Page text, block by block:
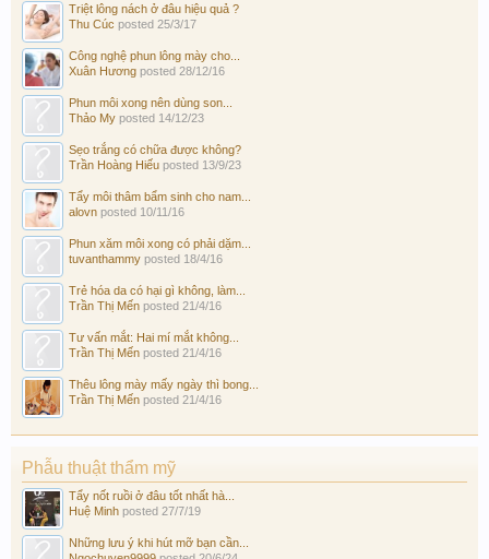
Triệt lông nách ở đâu hiệu quả ?
Thu Cúc posted 25/3/17
Công nghệ phun lông mày cho...
Xuân Hương posted 28/12/16
Phun môi xong nên dùng son...
Thảo My posted 14/12/23
Sẹo trắng có chữa được không?
Trần Hoàng Hiếu posted 13/9/23
Tẩy môi thâm bẩm sinh cho nam...
alovn posted 10/11/16
Phun xăm môi xong có phải dặm...
tuvanthammy posted 18/4/16
Trẻ hóa da có hại gì không, làm...
Trần Thị Mến posted 21/4/16
Tư vấn mắt: Hai mí mắt không...
Trần Thị Mến posted 21/4/16
Thêu lông mày mấy ngày thì bong...
Trần Thị Mến posted 21/4/16
Phẫu thuật thẩm mỹ
Tẩy nốt ruồi ở đâu tốt nhất hà...
Huệ Minh posted 27/7/19
Những lưu ý khi hút mỡ bạn cần...